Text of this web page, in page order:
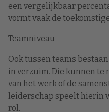
een vergelijkbaar
vormt vaak de
Teamniveau
Ook tussen teams
in verzuim. Die kunnen te
van het werk of de
leiderschap speelt hierin
rol.